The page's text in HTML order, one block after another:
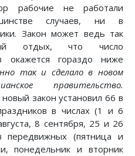
не работали
случаев, ни в
Закон может ведь так
отдых, что число
окажется гораздо ниже
так и сделало в новом
правительство.
закон установил 66 в
в числах (1 и 6
8 сентября, 25 и 26
передвижных (пятница и
понедельник и вторник